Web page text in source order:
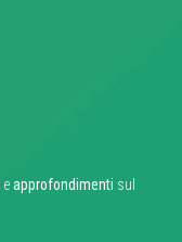
eapprofondimenti sul